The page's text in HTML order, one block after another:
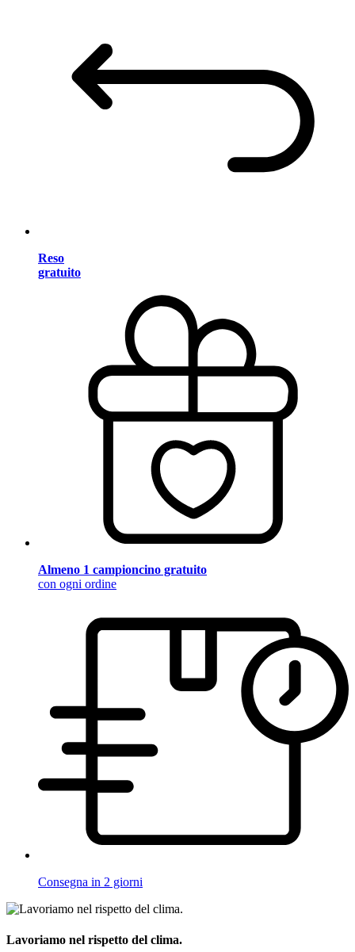
Reso
gratuito
Almeno 1 campioncino gratuito
con ogni ordine
Consegna in 2 giorni
Lavoriamo nel rispetto del clima.